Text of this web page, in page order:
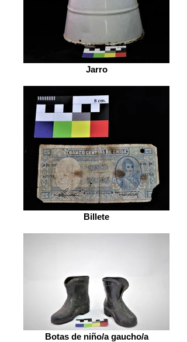
Jarro
Billete
Botas de niño/a gaucho/a